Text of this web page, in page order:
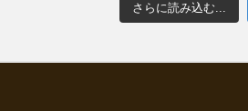
さらに読み込む...